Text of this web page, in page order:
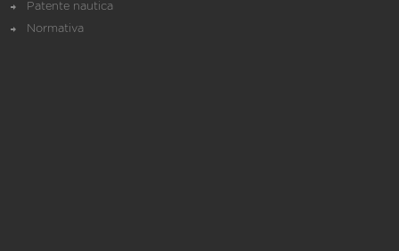
Patente nautica
Normativa